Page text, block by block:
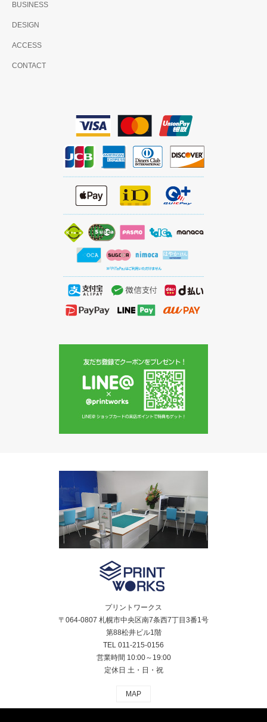
BUSINESS
DESIGN
ACCESS
CONTACT
プリントワークス
〒064-0807 札幌市中央区南7条西7丁目3番1号
第88松井ビル1階
TEL 011-215-0156
営業時間 10:00～19:00
定休日 土・日・祝
MAP